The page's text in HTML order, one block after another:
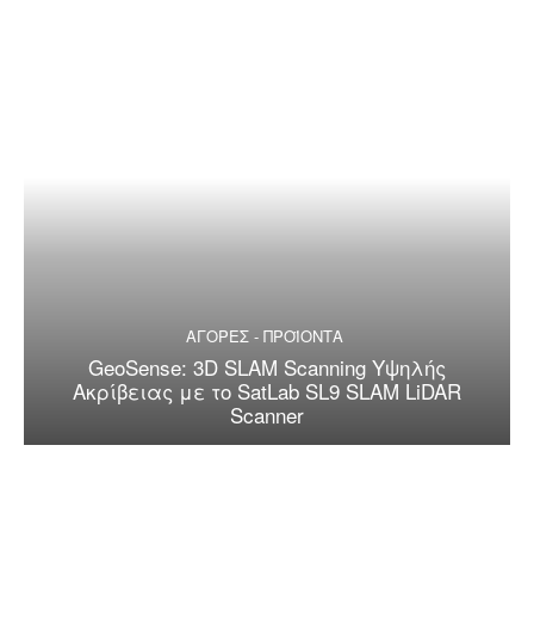
ΑΓΟΡΕΣ - ΠΡΟΪΟΝΤΑ
GeoSense: 3D SLAM Scanning Υψηλής
Ακρίβειας με το SatLab SL9 SLAM LiDAR
Scanner